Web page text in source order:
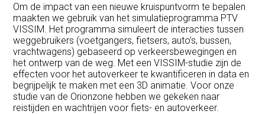
Om de impact van een nieuwe kruispuntvorm te bepalen
maakten we gebruik van het simulatieprogramma PTV
VISSIM. Het programma simuleert de interacties tussen
weggebruikers (voetgangers, fietsers, auto’s, bussen,
vrachtwagens) gebaseerd op verkeersbewegingen en
het ontwerp van de weg. Met een VISSIM-studie zijn de
effecten voor het autoverkeer te kwantificeren in data en
begrijpelijk te maken met een 3D animatie. Voor onze
studie van de Orionzone hebben we gekeken naar
reistijden en wachtrijen voor fiets- en autoverkeer.